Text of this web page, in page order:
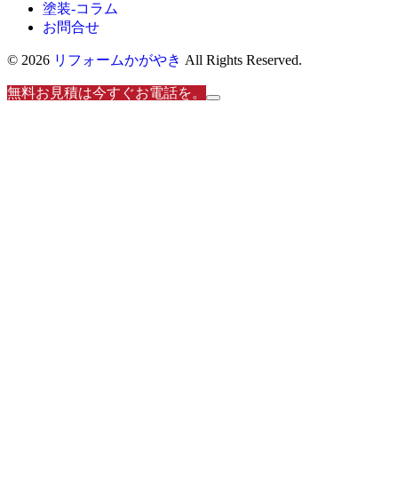
塗装-コラム
お問合せ
© 2026 リフォームかがやき All Rights Reserved.
無料お見積は今すぐお電話を。